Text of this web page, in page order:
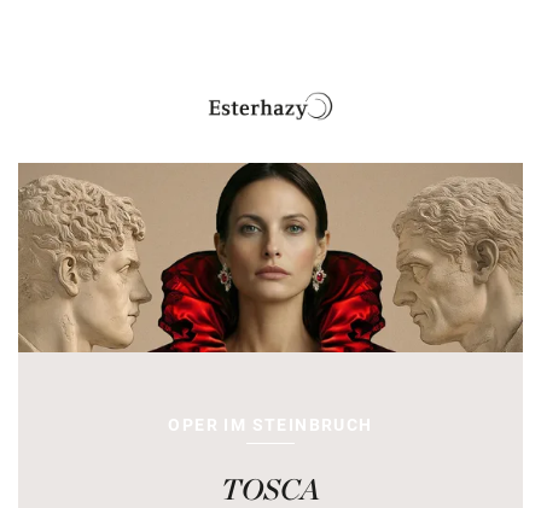
OPER IM STEINBRUCH
TOSCA